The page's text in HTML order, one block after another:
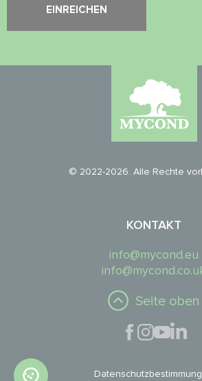
© 2022-2026. Alle Rechte
KONTAKT
info@mycond.eu
Seite oben